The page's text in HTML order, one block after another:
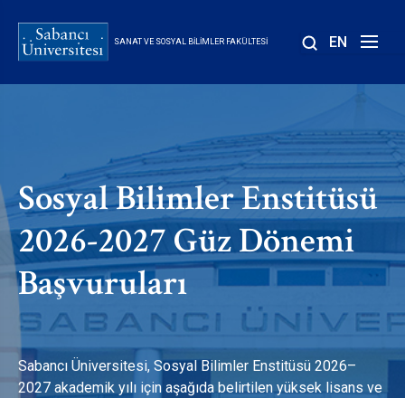
içeriğe
SANAT VE SOSYAL BILIMLER FAKÜLTESI EN
Sosyal Bilimler Enstitüsü
2026-2027 Güz Dönemi
Başvuruları
Sabancı Üniversitesi, Sosyal Bilimler Enstitüsü 2026–
2027 akademik yılı için aşağıda belirtilen yüksek lisans ve